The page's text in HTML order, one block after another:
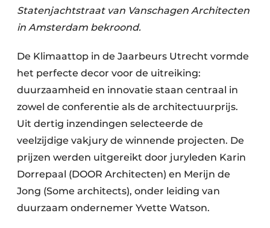
Statenjachtstraat van Vanschagen Architecten
in Amsterdam bekroond.
De Klimaattop in de Jaarbeurs Utrecht vormde
het perfecte decor voor de uitreiking:
duurzaamheid en innovatie staan centraal in
zowel de conferentie als de architectuurprijs.
Uit dertig inzendingen selecteerde de
veelzijdige vakjury de winnende projecten. De
prijzen werden uitgereikt door juryleden Karin
Dorrepaal (DOOR Architecten) en Merijn de
Jong (Some architects), onder leiding van
duurzaam ondernemer Yvette Watson.